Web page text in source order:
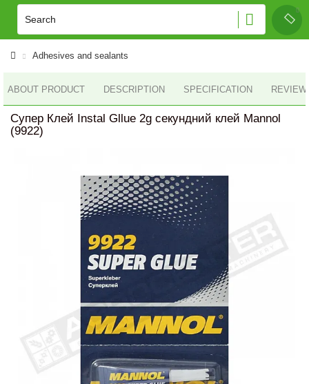
Adhesives and sealants
ABOUT PRODUCT DESCRIPTION SPECIFICATION
Супер Клей Instal Gllue 2g секундний клей Mannol
(9922)